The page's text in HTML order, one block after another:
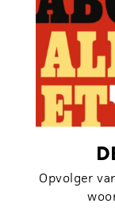
Opvolger